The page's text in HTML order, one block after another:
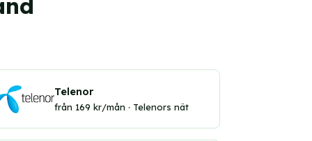
Telenor
från 169 kr/mån · Telenors nät